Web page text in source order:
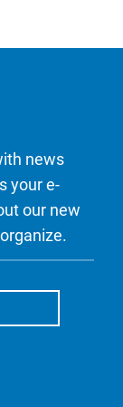
news
your e-
our new